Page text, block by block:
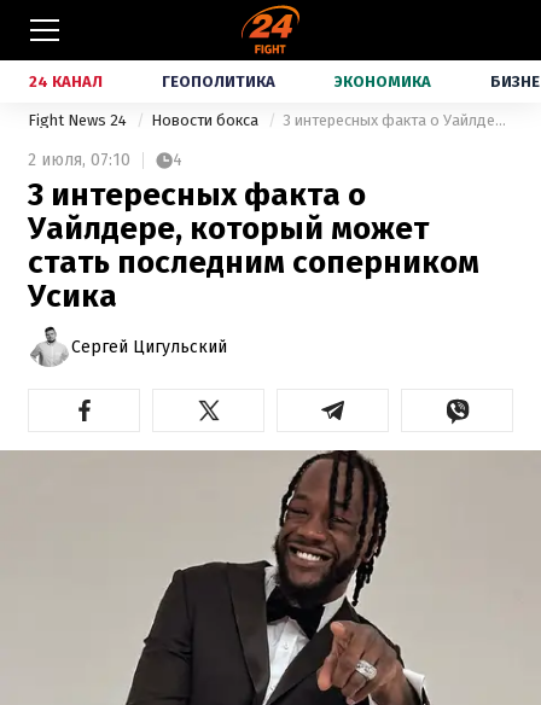
24 КАНАЛ ГЕОПОЛИТИКА ЭКОНОМИКА
Fight News 24 Новости бокса 3 интересных факта о Уайлдере, который может стать последним соперником Усика
2 июля, 07:10 4
3 интересных факта о
Уайлдере, который может
стать последним соперником
Усика
Сергей Цигульский